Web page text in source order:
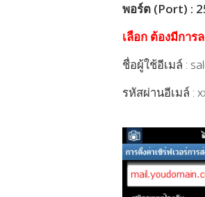
พอร์ต (Port) :
เลือก ต้องมีการ
ชื่อผู้ใช้อีเมล์ :
รหัสผ่านอีเมล์ :